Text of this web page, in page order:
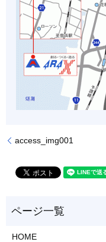
access_img001
HOME